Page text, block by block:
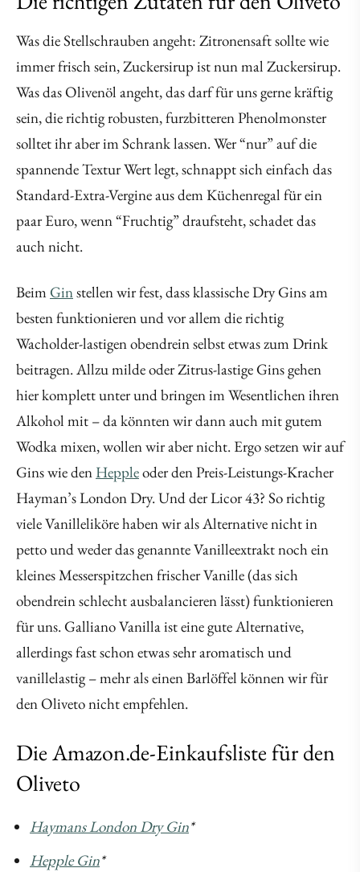
Was die Stellschrauben angeht: Zitronensaft sollte wie
immer frisch sein, Zuckersirup ist nun mal Zuckersirup.
Was das Olivenöl angeht, das darf für uns gerne kräftig
sein, die richtig robusten, furzbitteren Phenolmonster
solltet ihr aber im Schrank lassen. Wer “nur” auf die
spannende Textur Wert legt, schnappt sich einfach das
Standard-Extra-Vergine aus dem Küchenregal für ein
paar Euro, wenn “Fruchtig” draufsteht, schadet das
auch nicht.
Beim Ginstellen wir fest, dass klassische Dry Gins am
besten funktionieren und vor allem die richtig
Wacholder-lastigen obendrein selbst etwas zum Drink
beitragen. Allzu milde oder Zitrus-lastige Gins gehen
hier komplett unter und bringen im Wesentlichen ihren
Alkohol mit – da könnten wir dann auch mit gutem
Wodka mixen, wollen wir aber nicht. Ergo setzen wir auf
Gins wie den Heppleoder den Preis-Leistungs-Kracher
Hayman’s London Dry. Und der Licor 43? So richtig
viele Vanilleliköre haben wir als Alternative nicht in
petto und weder das genannte Vanilleextrakt noch ein
kleines Messerspitzchen frischer Vanille (das sich
obendrein schlecht ausbalancieren lässt) funktionieren
für uns. Galliano Vanilla ist eine gute Alternative,
allerdings fast schon etwas sehr aromatisch und
vanillelastig – mehr als einen Barlöffel können wir für
den Oliveto nicht empfehlen.
Die Amazon.de-Einkaufsliste für den
Oliveto
Haymans London Dry Gin*
Hepple Gin*